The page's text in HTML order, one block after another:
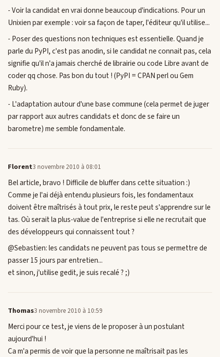
- Voir la candidat en vrai donne beaucoup d'indications. Pour un
Unixien par exemple : voir sa façon de taper, l'éditeur qu'il utilise...
- Poser des questions non techniques est essentielle. Quand je
parle du PyPI, c'est pas anodin, si le candidat ne connait pas, cela
signifie qu'il n'a jamais cherché de librairie ou code Libre avant de
coder qq chose. Pas bon du tout ! (PyPI = CPAN perl ou Gem
Ruby).
- L'adaptation autour d'une base commune (cela permet de juger
par rapport aux autres candidats et donc de se faire un
barometre) me semble fondamentale.
Florent3 novembre 2010 à 08:01
Bel article, bravo ! Difficile de bluffer dans cette situation :)
Comme je l'ai déjà entendu plusieurs fois, les fondamentaux
doivent être maîtrisés à tout prix, le reste peut s'apprendre sur le
tas. Où serait la plus-value de l'entreprise si elle ne recrutait que
des développeurs qui connaissent tout ?
@Sebastien: les candidats ne peuvent pas tous se permettre de
passer 15 jours par entretien...
et sinon, j'utilise gedit, je suis recalé ? ;)
Thomas3 novembre 2010 à 10:59
Merci pour ce test, je viens de le proposer à un postulant
aujourd'hui !
Ca m'a permis de voir que la personne ne maîtrisait pas les